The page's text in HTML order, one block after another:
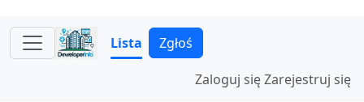
Lista Zgłoś
Zaloguj sięZarejestruj się